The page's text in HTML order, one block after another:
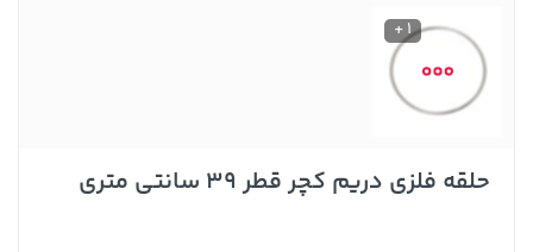
1 +
حلقه فلزی دریم کچر قطر 39 سانتی متری